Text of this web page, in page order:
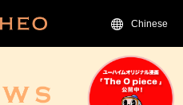
Chinese